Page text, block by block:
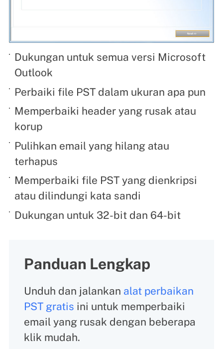
Dukungan untuk semua versi Microsoft
Outlook
Perbaiki file PST dalam ukuran apa pun
Memperbaiki header yang rusak atau
korup
Pulihkan email yang hilang atau
terhapus
Memperbaiki file PST yang dienkripsi
atau dilindungi kata sandi
Dukungan untuk 32-bit dan 64-bit
Panduan Lengkap
Unduh dan jalankan alat perbaikan
PST gratis ini untuk memperbaiki
email yang rusak dengan beberapa
klik mudah.